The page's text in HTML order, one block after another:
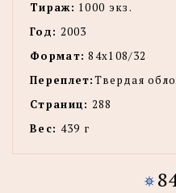
Тираж: 1000 экз.
Год: 2003
Формат: 84х108/32
Переплет:Твердая
Страниц: 288
Вес: 439 г